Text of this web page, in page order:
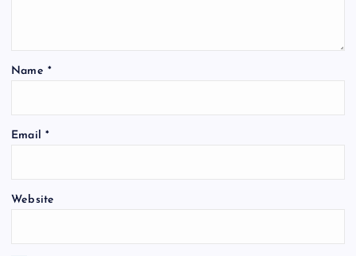
i
o
Name *
Email *
Website